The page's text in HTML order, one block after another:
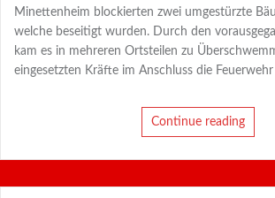
Minettenheim blockierten zwei umgestürzte
welche beseitigt wurden. Durch den
kam es in mehreren Ortsteilen zu
eingesetzten Kräfte im Anschluss die Feuerwehr
Continue reading